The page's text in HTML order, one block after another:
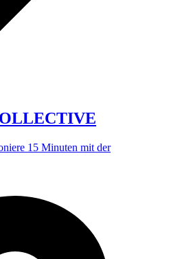
15 Minuten mit der